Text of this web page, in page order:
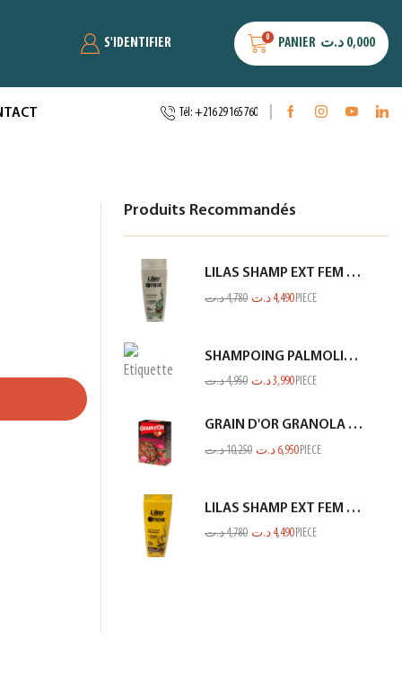
S'IDENTIFIER 0 PANIER 0,000 د.ت
Tél: +216 29 165 760
Produits Recommandés
LILAS SHAMP EXT FEM FIN ET FRAGILE BLANC 350ML
4,780د.ت 4,490 د.ت PIECE
SHAMPOING PALMOLIVE 380ML NV
4,950د.ت 3,990د.ت PIECE
GRAIN D'OR GRANOLA CHOCO FRAISE 300GR
10,250د.ت 6,950 د.ت PIECE
LILAS SHAMP EXT FEM SEC ET ABIME JAUNE 350ML
4,780د.ت 4,490 د.ت PIECE